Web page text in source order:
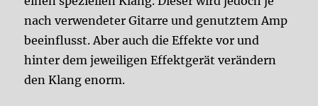
nach verwendeter Gitarre und genutztem Amp
beeinflusst. Aber auch die Effekte vor und
hinter dem jeweiligen Effektgerät verändern
den Klang enorm.